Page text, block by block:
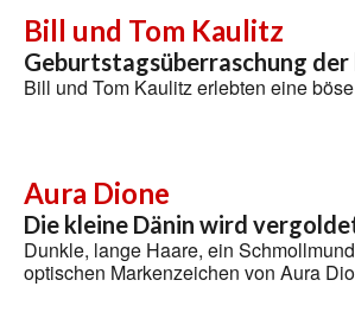
Bill und Tom Kaulitz
Geburtstagsüberraschung
Bill und Tom Kaulitz erlebten eine
Aura Dione
Die kleine Dänin wird
Dunkle, lange Haare, ein
optischen Markenzeichen von Aura